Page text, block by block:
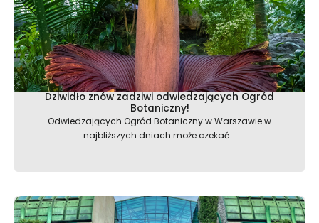
Dziwidło znów zadziwi odwiedzających Ogród
Botaniczny!
Odwiedzających Ogród Botaniczny w Warszawie w
najbliższych dniach może czekać...